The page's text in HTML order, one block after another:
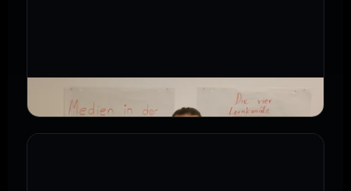
Ausbilder über Salestastic